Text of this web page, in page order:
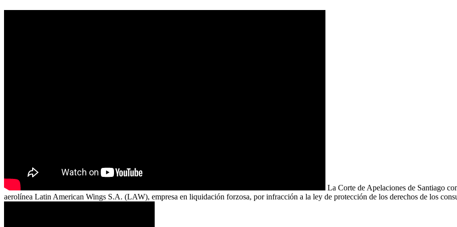
La Corte de Apelaciones de Santiago
aerolínea Latin American Wings S.A. (LAW), empresa en liquidación forzosa, por infracción a la ley de protección de los derechos de los